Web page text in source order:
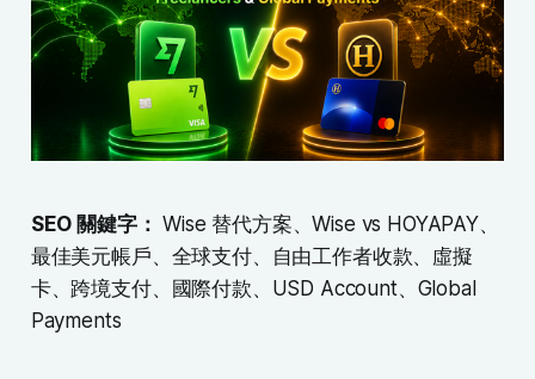
SEO 關鍵字： Wise 替代方案、Wise vs HOYAPAY、
最佳美元帳戶、全球支付、自由工作者收款、虛擬
卡、跨境支付、國際付款、USD Account、Global
Payments